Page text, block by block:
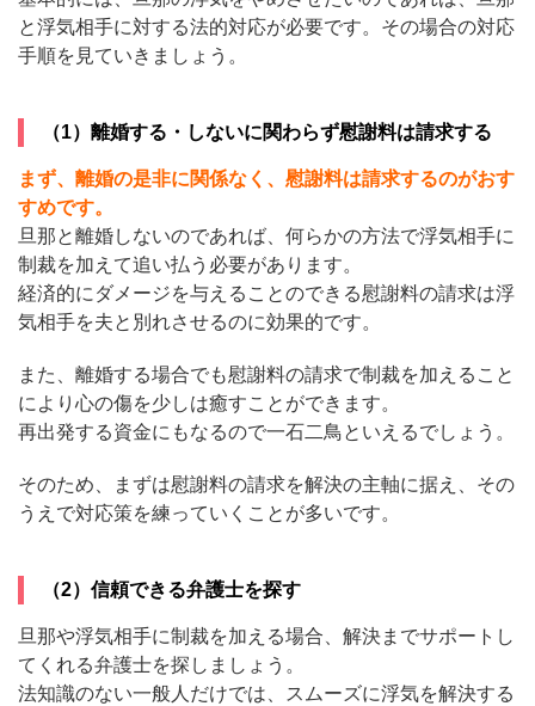
と浮気相手に対する法的対応が必要です。その場合の対応
手順を見ていきましょう。
（1）離婚する・しないに関わらず慰謝料は請求する
まず、離婚の是非に関係なく、慰謝料は請求するのがおす
すめです。
旦那と離婚しないのであれば、何らかの方法で浮気相手に
制裁を加えて追い払う必要があります。
経済的にダメージを与えることのできる慰謝料の請求は浮
気相手を夫と別れさせるのに効果的です。
また、離婚する場合でも慰謝料の請求で制裁を加えること
により心の傷を少しは癒すことができます。
再出発する資金にもなるので一石二鳥といえるでしょう。
そのため、まずは慰謝料の請求を解決の主軸に据え、その
うえで対応策を練っていくことが多いです。
（2）信頼できる弁護士を探す
旦那や浮気相手に制裁を加える場合、解決までサポートし
てくれる弁護士を探しましょう。
法知識のない一般人だけでは、スムーズに浮気を解決する